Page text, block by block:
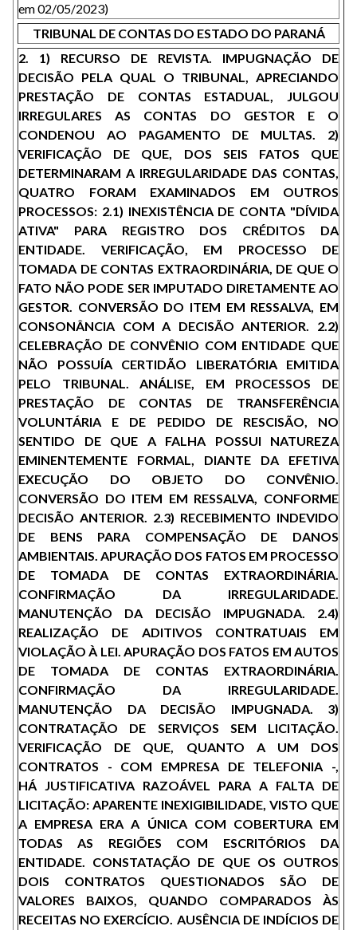
em 02/05/2023)
TRIBUNAL DE CONTAS DO ESTADO DO PARANÁ
2. 1) RECURSO DE REVISTA. IMPUGNAÇÃO DE
DECISÃO PELA QUAL O TRIBUNAL, APRECIANDO
PRESTAÇÃO DE CONTAS ESTADUAL, JULGOU
IRREGULARES AS CONTAS DO GESTOR E O
CONDENOU AO PAGAMENTO DE MULTAS. 2)
VERIFICAÇÃO DE QUE, DOS SEIS FATOS QUE
DETERMINARAM A IRREGULARIDADE DAS CONTAS,
QUATRO FORAM EXAMINADOS EM OUTROS
PROCESSOS: 2.1) INEXISTÊNCIA DE CONTA "DÍVIDA
ATIVA" PARA REGISTRO DOS CRÉDITOS DA
ENTIDADE. VERIFICAÇÃO, EM PROCESSO DE
TOMADA DE CONTAS EXTRAORDINÁRIA, DE QUE O
FATO NÃO PODE SER IMPUTADO DIRETAMENTE AO
GESTOR. CONVERSÃO DO ITEM EM RESSALVA, EM
CONSONÂNCIA COM A DECISÃO ANTERIOR. 2.2)
CELEBRAÇÃO DE CONVÊNIO COM ENTIDADE QUE
NÃO POSSUÍA CERTIDÃO LIBERATÓRIA EMITIDA
PELO TRIBUNAL. ANÁLISE, EM PROCESSOS DE
PRESTAÇÃO DE CONTAS DE TRANSFERÊNCIA
VOLUNTÁRIA E DE PEDIDO DE RESCISÃO, NO
SENTIDO DE QUE A FALHA POSSUI NATUREZA
EMINENTEMENTE FORMAL, DIANTE DA EFETIVA
EXECUÇÃO DO OBJETO DO CONVÊNIO.
CONVERSÃO DO ITEM EM RESSALVA, CONFORME
DECISÃO ANTERIOR. 2.3) RECEBIMENTO INDEVIDO
DE BENS PARA COMPENSAÇÃO DE DANOS
AMBIENTAIS. APURAÇÃO DOS FATOS EM PROCESSO
DE TOMADA DE CONTAS EXTRAORDINÁRIA.
CONFIRMAÇÃO DA IRREGULARIDADE.
MANUTENÇÃO DA DECISÃO IMPUGNADA. 2.4)
REALIZAÇÃO DE ADITIVOS CONTRATUAIS EM
VIOLAÇÃO À LEI. APURAÇÃO DOS FATOS EM AUTOS
DE TOMADA DE CONTAS EXTRAORDINÁRIA.
CONFIRMAÇÃO DA IRREGULARIDADE.
MANUTENÇÃO DA DECISÃO IMPUGNADA. 3)
CONTRATAÇÃO DE SERVIÇOS SEM LICITAÇÃO.
VERIFICAÇÃO DE QUE, QUANTO A UM DOS
CONTRATOS - COM EMPRESA DE TELEFONIA -,
HÁ JUSTIFICATIVA RAZOÁVEL PARA A FALTA DE
LICITAÇÃO: APARENTE INEXIGIBILIDADE, VISTO QUE
A EMPRESA ERA A ÚNICA COM COBERTURA EM
TODAS AS REGIÕES COM ESCRITÓRIOS DA
ENTIDADE. CONSTATAÇÃO DE QUE OS OUTROS
DOIS CONTRATOS QUESTIONADOS SÃO DE
VALORES BAIXOS, QUANDO COMPARADOS ÀS
RECEITAS NO EXERCÍCIO. AUSÊNCIA DE INDÍCIOS DE